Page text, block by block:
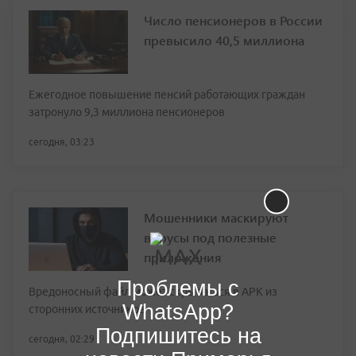
Число пенсионеров в России
превысило 40,5 миллиона
Ежегодное повышение пенсий работающих граждан
затронуло 9,3 миллиона пенсионеров
сегодня, 03:23
Мошенники маскируют
вирусы под полезные
приложения
Вредоносный файл может скрываться в APK из
сторонних источников
сегодня, 02:29
Проблемы с
WhatsApp?
Подпишитесь на